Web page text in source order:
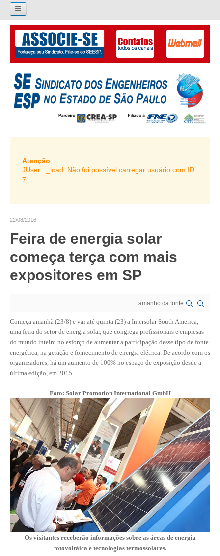
Pesquisar...
O SINDICATO
APRESENTAÇÃO
PALAVRA DO PRESIDENTE
DIRETORIA
LIVRO GESTÃO 2026-2029
SUBSEDES SINDICAIS
ORGANOGRAMA
CRESCE BRASIL
CONSELHO TECNOLÓGICO
HISTÓRICO E ATUAÇÃO
CONSELHOS ASSESSORES
PERSONALIDADES DA TECNOLOGIA
TRANSPARÊNCIA
JURÍDICO
CONSULTORIA
ACORDOS, CONVENÇÕES E DISSÍDIOS
CONTRIBUIÇÕES
CONTRIBUIÇÃO ASSISTENCIAL
CONTRIBUIÇÃO ASSOCIATIVA OU ANUIDADE DE SÓCIO
CONTRIBUIÇÃO SINDICAL URBANA
REVISÃO DE APOSENTADORIA
Atenção
JUser: :_load: Não foi possível carregar usuário com ID:
71
22/08/2016
Feira de energia solar
começa terça com mais
expositores em SP
tamanho da fonte
Começa amanhã (23/8) e vai até quinta (23) a Intersolar South America,
uma feira do setor de energia solar, que congrega profissionais e empresas
do mundo inteiro no esforço de aumentar a participação desse tipo de fonte
energética, na geração e fornecimento de energia elétrica. De acordo com os
organizadores, há um aumento de 100% no espaço de exposição desde a
última edição, em 2015.
Foto: Solar Promotion International GmbH
Os visitantes receberão informações sobre as áreas de energia
fotovoltáica e tecnologias termossolares.